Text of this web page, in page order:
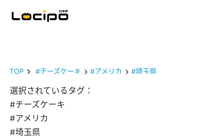
TOP #チーズケーキ #アメリカ #埼玉県
選択されているタグ：
#チーズケーキ
#アメリカ
#埼玉県